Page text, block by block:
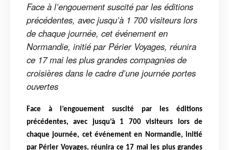
Face à l’engouement suscité par les éditions
précédentes, avec jusqu’à 1 700 visiteurs lors
de chaque journée, cet événement en
Normandie, initié par Périer Voyages, réunira
ce 17 mai les plus grandes compagnies de
croisières dans le cadre d’une journée portes
ouvertes
Face à l’engouement suscité par les éditions
précédentes, avec jusqu’à 1 700 visiteurs lors de
chaque journée, cet événement en Normandie, initié
par Périer Voyages, réunira ce 17 mai les plus grandes